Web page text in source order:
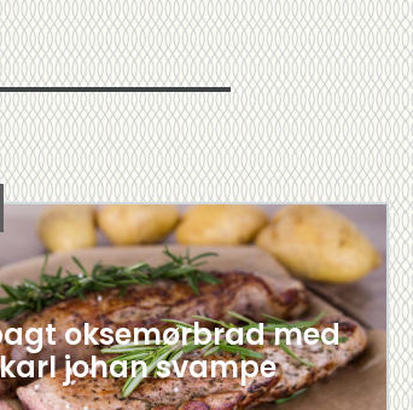
oksemørbrad med
karl johan svampe